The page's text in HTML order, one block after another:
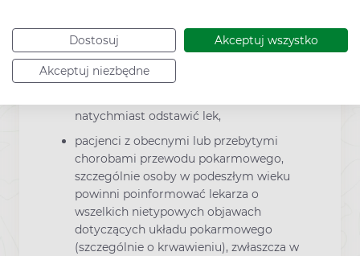
Dostosuj Akceptuj wszystko
Akceptuj niezbędne
przewodu pokarmowego, które mogą
być śmiertelne, reakcje te nie muszą być
poprzedzone objawami ostrzegawczymi,
w razie wystąpienia krwotoku z przewodu
natychmiast odstawić lek,
pacjenci z obecnymi lub przebytymi
chorobami przewodu pokarmowego,
szczególnie osoby w podeszłym wieku
powinni poinformować lekarza o
wszelkich nietypowych objawach
dotyczących układu pokarmowego
(szczególnie o krwawieniu), zwłaszcza w